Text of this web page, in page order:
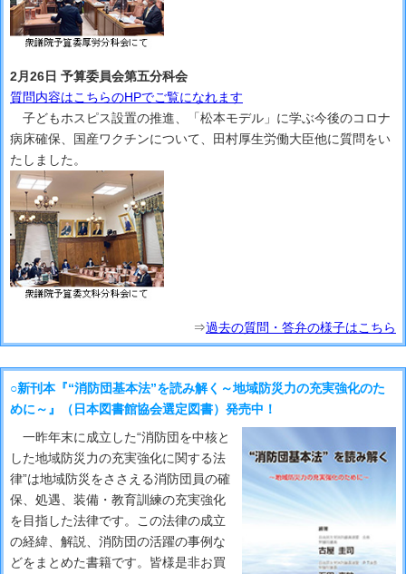
2月26日 予算委員会第五分科会
質問内容はこちらのHPでご覧になれます
子どもホスピス設置の推進、「松本モデル」に学ぶ今後のコロナ
病床確保、国産ワクチンについて、田村厚生労働大臣他に質問をい
たしました。
⇒過去の質問・答弁の様子はこちら
○新刊本『“消防団基本法”を読み解く～地域防災力の充実強化のた
めに～』（日本図書館協会選定図書）発売中！
一昨年末に成立した“消防団を中核と
した地域防災力の充実強化に関する法
律”は地域防災をささえる消防団員の確
保、処遇、装備・教育訓練の充実強化
を目指した法律です。この法律の成立
の経緯、解説、消防団の活躍の事例な
どをまとめた書籍です。皆様是非お買